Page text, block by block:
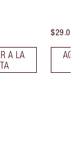
A LA
$29.00